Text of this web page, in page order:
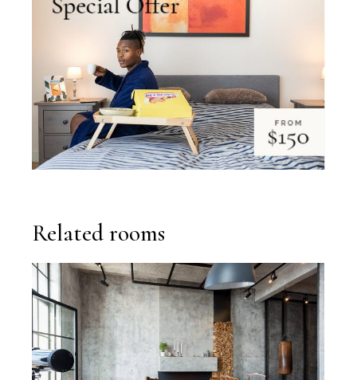
Related rooms